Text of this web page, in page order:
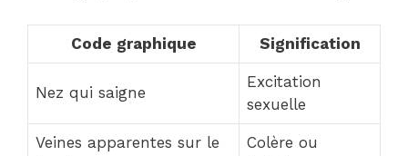
Code graphique Signification
Nez qui saigne
Excitation
sexuelle
Veines apparentes sur le
Colère ou